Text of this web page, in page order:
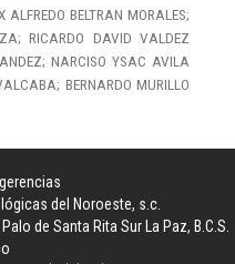
ALFREDO BELTRAN MORALES;
RICARDO DAVID VALDEZ
NARCISO YSAC AVILA
BERNARDO MURILLO
del Noroeste, s.c.
de Santa Rita Sur La Paz, B.C.S.